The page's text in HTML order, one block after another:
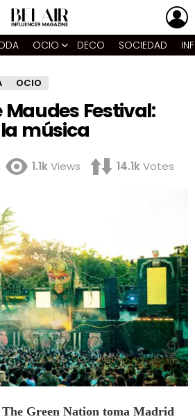
OCIO DECO SOCIEDAD
OCIO
Festival:
música
1.1kViews 14.1kVotes
Green Nation toma Madrid